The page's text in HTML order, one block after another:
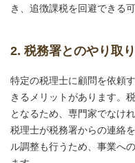
き、追徴課税を回避できる
2. 税務署とのやり取
特定の税理士に顧問を依頼
きるメリットがあります。
となるため、専門家でなけ
税理士が税務署からの連絡
ル調整も行うため、事業へ